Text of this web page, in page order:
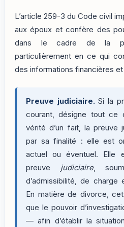
L’article 259-3 du Code civil
aux époux et confère des
dans le cadre de la
particulièrement en ce qui
des informations financières
Preuve judiciaire. Si la
courant, désigne tout ce
vérité d’un fait, la preuve
par sa finalité : elle est
actuel ou éventuel. Elle
preuve judiciaire,
d’admissibilité, de
En matière de divorce,
que le pouvoir
— afin d’établir la